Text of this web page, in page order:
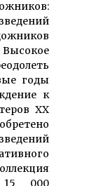
годы
к
XX
15 000